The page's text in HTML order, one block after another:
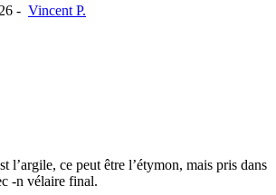
- Vincent P.
l’argile, ce peut être l’étymon, mais pris dans
-n vélaire final.